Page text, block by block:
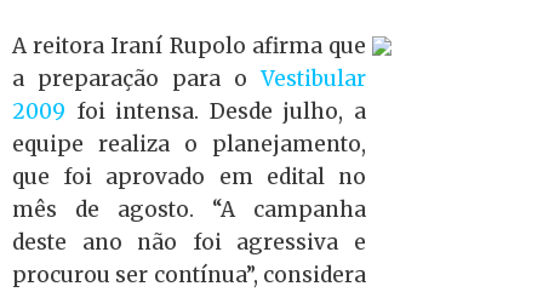
A reitora Iraní Rupolo afirma que
a preparação para o Vestibular
2009 foi intensa. Desde julho, a
equipe realiza o planejamento,
que foi aprovado em edital no
mês de agosto. “A campanha
deste ano não foi agressiva e
procurou ser contínua”, considera